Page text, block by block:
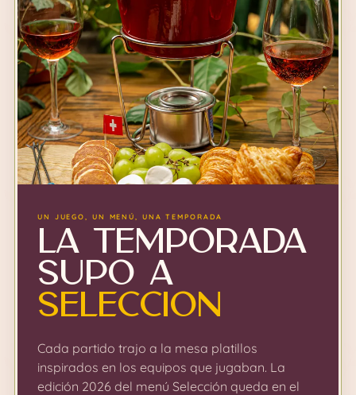
UN JUEGO, UN MENÚ, UNA TEMPORADA
La temporada
supo a
Selección
Cada partido trajo a la mesa platillos
inspirados en los equipos que jugaban. La
edición 2026 del menú Selección queda en el